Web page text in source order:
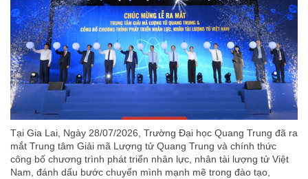
Tại Gia Lai, Ngày 28/07/2026, Trường Đại học Quang Trung đã ra
mắt Trung tâm Giải mã Lượng tử Quang Trung và chính thức
công bố chương trình phát triển nhân lực, nhân tài lượng tử Việt
Nam, đánh dấu bước chuyển mình mạnh mẽ trong đào tạo,